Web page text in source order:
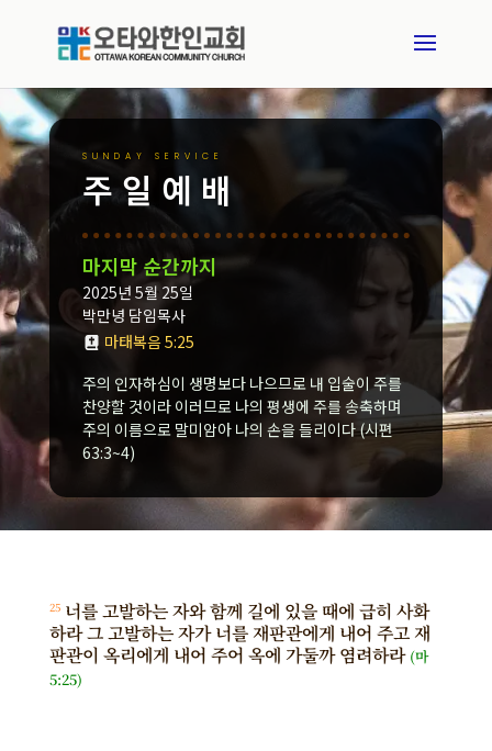
SUNDAY SERVICE
주일예배
마지막 순간까지
2025년 5월 25일
박만녕 담임목사
마태복음 5:25
주의 인자하심이 생명보다 나으므로 내 입술이 주를
찬양할 것이라 이러므로 나의 평생에 주를 송축하며
주의 이름으로 말미암아 나의 손을 들리이다 (시편
63:3~4)
25 너를 고발하는 자와 함께 길에 있을 때에 급히 사화
하라 그 고발하는 자가 너를 재판관에게 내어 주고 재
판관이 옥리에게 내어 주어 옥에 가둘까 염려하라 (마
5:25)